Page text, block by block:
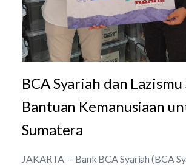
BCA Syariah dan
Bantuan Kemanusiaan
Sumatera
JAKARTA -- Bank BCA Syariah (BCA